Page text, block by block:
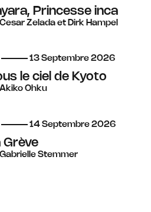
Princesse inca
Zelada et Dirk Hampel
au
13 septembre
Septembre 2026
le ciel de Kyoto
Ohku
au
14 septembre
Septembre 2026
Grève
Stemmer